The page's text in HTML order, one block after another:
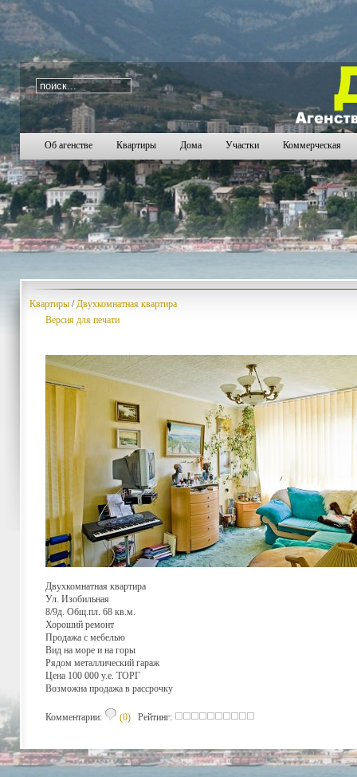
i=33
26102611 2612 2614 2615 2616
Об агенстве Квартиры Дома Участки Коммерческая
Квартиры /Двухкомнатная квартира
Версия для печати
Двухкомнатная квартира
Ул. Изобильная
8/9д. Общ.пл. 68 кв.м.
Хороший ремонт
Продажа с мебелью
Вид на море и на горы
Рядом металлический гараж
Цена 100 000 у.е. ТОРГ
Возможна продажа в рассрочку
Комментарии: (0) Рейтинг: